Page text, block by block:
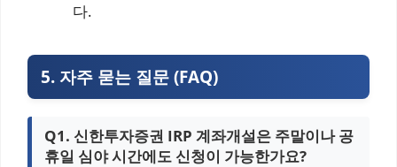
다.
5. 자주 묻는 질문 (FAQ)
Q1. 신한투자증권 IRP 계좌개설은 주말이나 공
휴일 심야 시간에도 신청이 가능한가요?